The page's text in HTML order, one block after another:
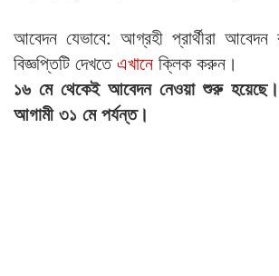
আবেদন যেভাবে: আগ্রহী প্রার্থীরা
বিজ্ঞপ্তিটি দেখতেএখানে ক্লিক করুন।
১৬ মে থেকেই আবেদন নেওয়া শুরু
আগামী ৩১ মে পর্যন্ত।